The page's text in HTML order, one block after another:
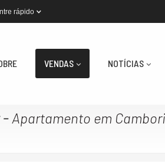
rápido
VENDAS NOTÍCIAS
- Apartamento em